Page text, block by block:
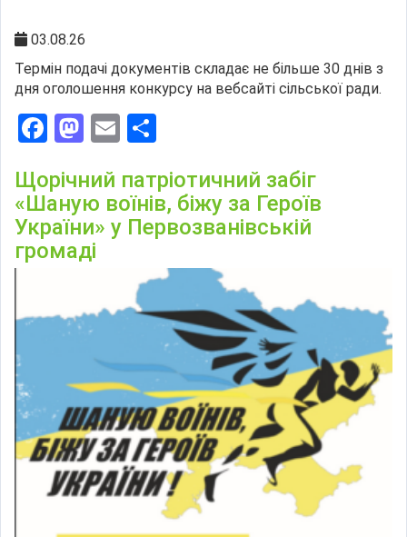
03.08.26
Термін подачі документів складає не більше 30 днів з
дня оголошення конкурсу на вебсайті сільської ради.
Facebook
Mastodon
Email
Щорічний патріотичний забіг
«Шаную воїнів, біжу за Героїв
України» у Первозванівській
громаді